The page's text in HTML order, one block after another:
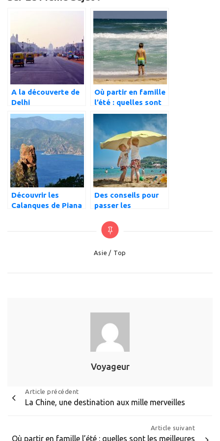
A la découverte de
Delhi
Où partir en famille
l’été : quelles sont
les meilleures
destinations pour
l’été 2020 ?
Découvrir les
Calanques de Piana
Des conseils pour
passer les
en famille pas
chères
Categories
Asie Top
Voyageur
Navigation
l’article
Article précédent
La Chine, une destination aux mille merveilles
Article suivant
Où partir en famille l’été : quelles sont les meilleures